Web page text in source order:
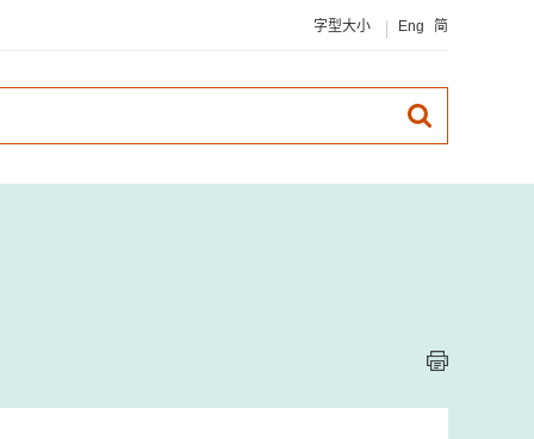
字型大小 Eng 简